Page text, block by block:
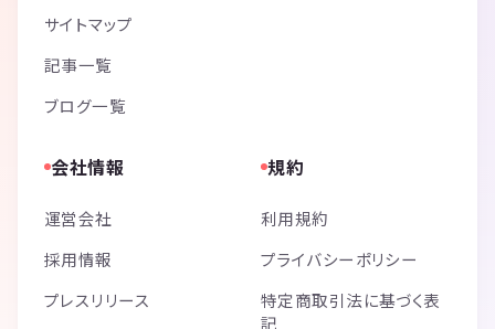
サイトマップ
記事一覧
ブログ一覧
会社情報
運営会社
採用情報
プレスリリース
規約
利用規約
プライバシーポリシー
特定商取引法に基づく表
記